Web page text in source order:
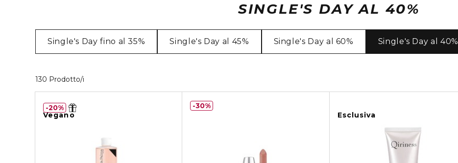
SINGLE'S DAY AL 40%
Single's Day fino al 35% Single's Day al 45% Single's Day al 60% Single's Day al 40%
130 Prodotto/i
Vegano
20%
30%
Esclusiva